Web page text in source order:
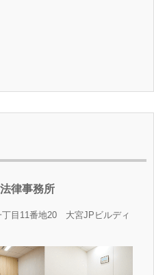
律事務所
丁目11番地20 大宮JPビルディ